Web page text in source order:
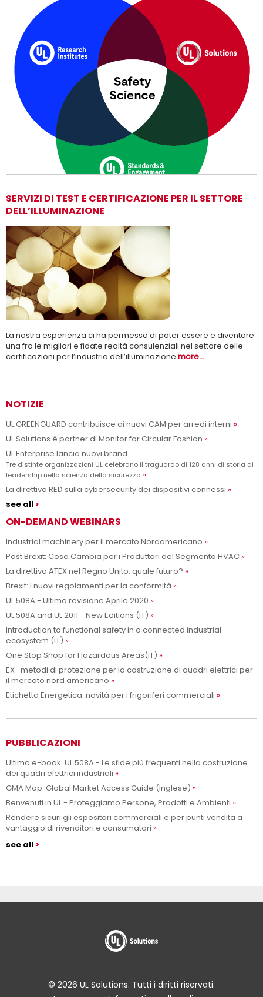
Adesso siamo UL Solutions
Promuovere le scienze della sicurezza e permettere ai nostri
clienti di innovare con sicurezza.
Per saperne di più
SERVIZI DI TEST E CERTIFICAZIONE PER IL SETTORE
DELL’ILLUMINAZIONE
La nostra esperienza ci ha permesso di poter essere e diventare
una fra le migliori e fidate realtà consulenziali nel settore delle
certificazioni per l’industria dell’illuminazione more...
NOTIZIE
UL GREENGUARD contribuisce ai nuovi CAM per arredi interni
UL Solutions è partner di Monitor for Circular Fashion
UL Enterprise lancia nuovi brand
Tre distinte organizzazioni UL celebrano il traguardo di 128 anni di storia di
leadership nella scienza della sicurezza
La direttiva RED sulla cybersecurity dei dispositivi connessi
see all
ON-DEMAND WEBINARS
Industrial machinery per il mercato Nordamericano
Post Brexit: Cosa Cambia per i Produttori del Segmento HVAC
La direttiva ATEX nel Regno Unito: quale futuro?
Brexit: I nuovi regolamenti per la conformità
UL 508A - Ultima revisione Aprile 2020
UL 508A and UL 2011 - New Editions (IT)
Introduction to functional safety in a connected industrial
ecosystem (IT)
One Stop Shop for Hazardous Areas(IT)
EX- metodi di protezione per la costruzione di quadri elettrici per
il mercato nord americano
Etichetta Energetica: novità per i frigoriferi commerciali
PUBBLICAZIONI
Ultimo e-book: UL 508A - Le sfide più frequenti nella costruzione
dei quadri elettrici industriali
GMA Map: Global Market Access Guide (Inglese)
Benvenuti in UL - Proteggiamo Persone, Prodotti e Ambienti
Rendere sicuri gli espositori commerciali e per punti vendita a
vantaggio di rivenditori e consumatori
see all
© 2026 UL Solutions. Tutti i diritti riservati.